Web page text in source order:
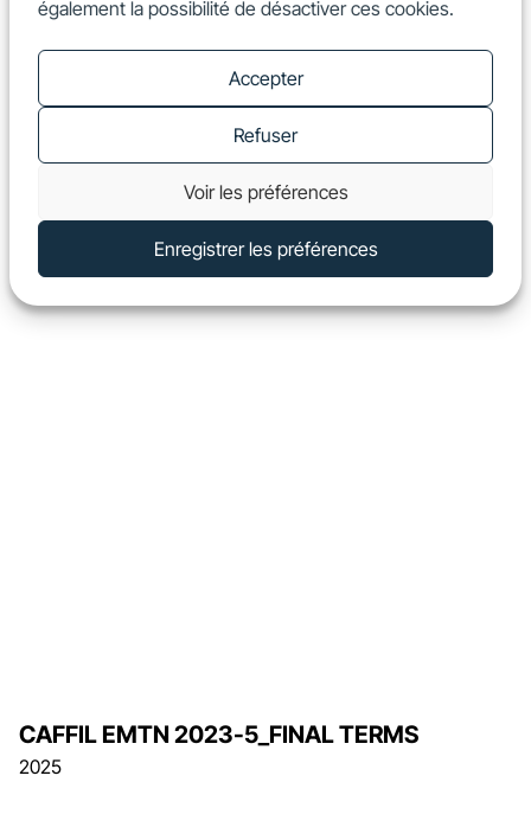
également la possibilité de désactiver ces cookies.
Accepter
Refuser
Voir les préférences
Enregistrer les préférences
2025
CAFFIL EMTN 2023-5_FINAL TERMS